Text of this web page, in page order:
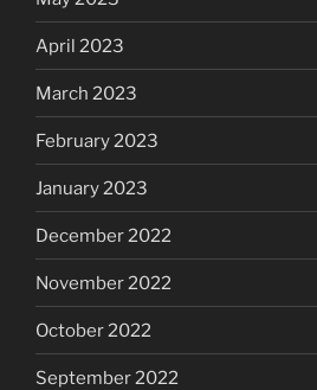
April 2023
March 2023
February 2023
January 2023
December 2022
November 2022
October 2022
September 2022